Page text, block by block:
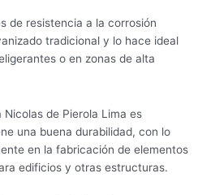
de resistencia a la corrosión
tradicional y lo hace ideal
o en zonas de alta
Nicolas de Pierola Lima es
una buena durabilidad, con lo
en la fabricación de elementos
edificios y otras estructuras.